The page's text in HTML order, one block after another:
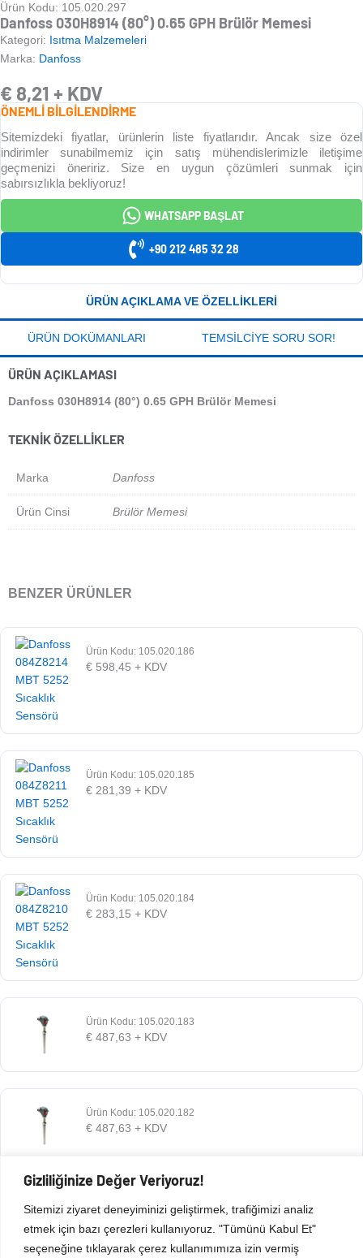
Gizliliğinize Değer Veriyoruz!
Sitemizi ziyaret deneyiminizi geliştirmek, trafiğimizi analiz
etmek için bazı çerezleri kullanıyoruz. "Tümünü Kabul Et"
seçeneğine tıklayarak çerez kullanımımıza izin vermiş
Ürün Kodu: 105.020.297
Danfoss 030H8914 (80°) 0.65 GPH Brülör Memesi
Kategori: Isıtma Malzemeleri
Marka: Danfoss
€ 8,21 + KDV
ÖNEMLİ BİLGİLENDİRME
Sitemizdeki fiyatlar, ürünlerin liste fiyatlarıdır. Ancak size özel
indirimler sunabilmemiz için satış mühendislerimizle iletişime
geçmenizi öneririz. Size en uygun çözümleri sunmak için
sabırsızlıkla bekliyoruz!
WHATSAPP BAŞLAT
+90 212 485 32 28
ÜRÜN AÇIKLAMA VE ÖZELLIKLERI
ÜRÜN DOKÜMANLARI TEMSILCIYE SORU SOR!
ÜRÜN AÇIKLAMASI
Danfoss 030H8914 (80°) 0.65 GPH Brülör Memesi
TEKNIK ÖZELLIKLER
Marka Danfoss
Ürün Cinsi Brülör Memesi
BENZER ÜRÜNLER
Ürün Kodu: 105.020.186
€ 598,45 + KDV
Ürün Kodu: 105.020.185
€ 281,39 + KDV
Ürün Kodu: 105.020.184
€ 283,15 + KDV
Ürün Kodu: 105.020.183
€ 487,63 + KDV
Ürün Kodu: 105.020.182
€ 487,63 + KDV
Ürün Kodu: 105.020.181
487,63+ KDV